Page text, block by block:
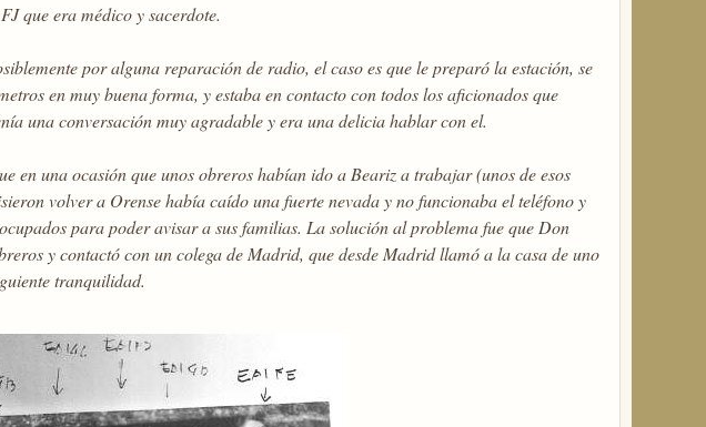
que era médico y sacerdote.
por alguna reparación de radio, el caso es que le preparó la estación, se
en muy buena forma, y estaba en contacto con todos los aficionados que
una conversación muy agradable y era una delicia hablar con el.
en una ocasión que unos obreros habían ido a Beariz a trabajar (unos de esos
volver a Orense había caído una fuerte nevada y no funcionaba el teléfono y
para poder avisar a sus familias. La solución al problema fue que Don
y contactó con un colega de Madrid, que desde Madrid llamó a la casa de uno
tranquilidad.